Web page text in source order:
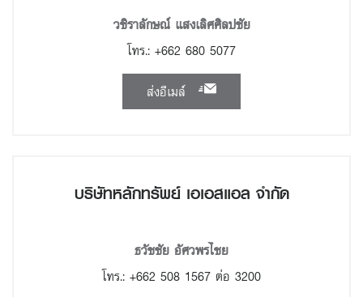
วชิราลักษณ์ แสงเลิศศิลปชัย
โทร.: +662 680 5077
ส่งอีเมล์
บริษัทหลักทรัพย์ เอเอสแอล จำกัด
ธวัชชัย อัศวพรไชย
โทร.: +662 508 1567 ต่อ 3200